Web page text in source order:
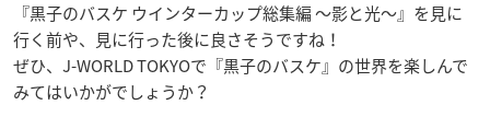
『黒子のバスケ ウインターカップ総集編 ～影と光～』を見に
行く前や、見に行った後に良さそうですね！
ぜひ、J-WORLD TOKYOで『黒子のバスケ』の世界を楽しんで
みてはいかがでしょうか？